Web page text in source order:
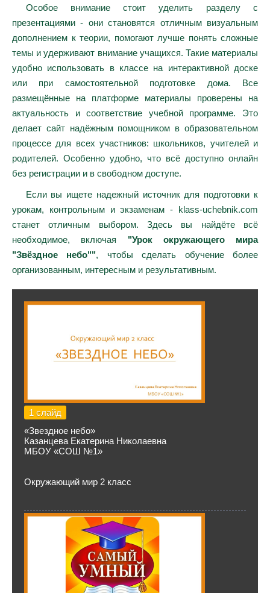
Особое внимание стоит уделить разделу с
презентациями - они становятся отличным визуальным
дополнением к теории, помогают лучше понять сложные
темы и удерживают внимание учащихся. Такие материалы
удобно использовать в классе на интерактивной доске
или при самостоятельной подготовке дома. Все
размещённые на платформе материалы проверены на
актуальность и соответствие учебной программе. Это
делает сайт надёжным помощником в образовательном
процессе для всех участников: школьников, учителей и
родителей. Особенно удобно, что всё доступно онлайн
без регистрации и в свободном доступе.
Если вы ищете надежный источник для подготовки к
урокам, контрольным и экзаменам - klass-uchebnik.com
станет отличным выбором. Здесь вы найдёте всё
необходимое, включая "Урок окружающего мира
"Звёздное небо"", чтобы сделать обучение более
организованным, интересным и результативным.
1 слайд
«Звездное небо»
Казанцева Екатерина Николаевна
МБОУ «СОШ №1»
Окружающий мир 2 класс